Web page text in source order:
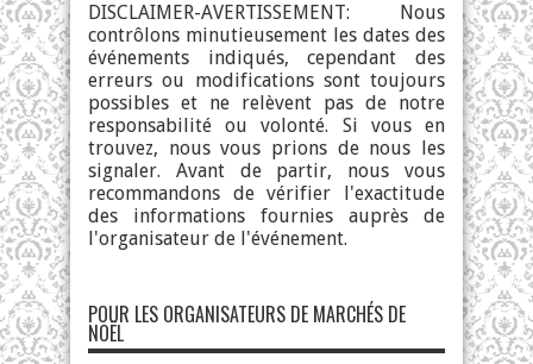
DISCLAIMER-AVERTISSEMENT: Nous
contrôlons minutieusement les dates des
événements indiqués, cependant des
erreurs ou modifications sont toujours
possibles et ne relèvent pas de notre
responsabilité ou volonté. Si vous en
trouvez, nous vous prions de nous les
signaler. Avant de partir, nous vous
recommandons de vérifier l'exactitude
des informations fournies auprès de
l'organisateur de l'événement.
POUR LES ORGANISATEURS DE MARCHÉS DE
NOËL